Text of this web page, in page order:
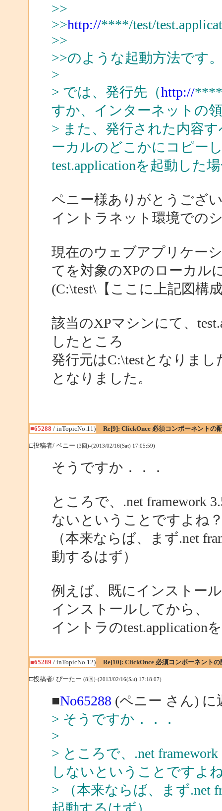
>>
>>http://****/test/
>>
>>のような起動方法です
>
> では、発行先（http://
すか、インターネットの
> また、発行された内容
ーカルのどこかにコピー
test.applicationを起動した
ペニー様ありがとうござ
イントラネット環境での
現在のウェブアプリケー
てを対象のXPのローカル
(C:\test\【ここに上記図構
該当のXPマシンにて、
したところ
発行元はC:\testとなりま
となりました。
■65288 / inTopicNo.11) Re[9]: ClickOnce 必須コンポーネントの
□投稿者/ ペニー (3回)-(2013/02/16(Sat) 17:05:59)
そうですか．．．
ところで、.net framework
ないということですよね
（本来ならば、まず.net
動するはず）
例えば、既にインストー
インストールしてから、
イントラのtest.application
■65289 / inTopicNo.12) Re[10]: ClickOnce 必須コンポーネントの
□投稿者/ ぴーたー (8回)-(2013/02/16(Sat) 17:18:07)
■No65288 (ペニー さん) に
> そうですか．．．
>
> ところで、.net
しないということですよ
> （本来ならば、まず.net